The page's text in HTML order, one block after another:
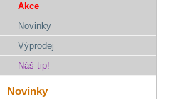
Akce
Novinky
Výprodej
Náš tip!
Novinky